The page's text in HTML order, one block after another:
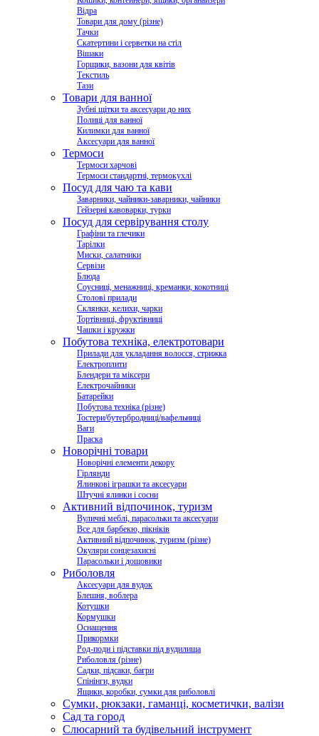
Відра
Товари для дому (різне)
Тачки
Скатертини і серветки на стіл
Вішаки
Горщики, вазони для квітів
Текстиль
Тази
Товари для ванної
Зубні щітки та аксесуари до них
Полиці для ванної
Килимки для ванної
Аксесуари для ванної
Термоси
Термоси харчові
Термоси стандартні, термокухлі
Посуд для чаю та кави
Заварники, чайники-заварники, чайники
Гейзерні кавоварки, турки
Посуд для сервірування столу
Графіни та глечики
Тарілки
Миски, салатники
Сервізи
Блюда
Соусниці, менажниці, креманки, кокотниці
Столові прилади
Склянки, келихи, чарки
Тортівниці, фруктівниці
Чашки і кружки
Побутова техніка, електротовари
Прилади для укладання волосся, стрижка
Електроплити
Блендери та міксери
Електрочайники
Батарейки
Побутова техніка (різне)
Тостери/бутербродниці/вафельниці
Ваги
Праска
Новорічні товари
Новорічні елементи декору
Гірлянди
Ялинкові іграшки та аксесуари
Штучні ялинки і сосни
Активний відпочинок, туризм
Вуличні меблі, парасольки та аксесуари
Все для барбекю, пікніків
Активний відпочинок, туризм (різне)
Окуляри сонцезахисні
Парасольки і дощовики
Риболовля
Аксесуари для вудок
Блешня, воблера
Котушки
Кормушки
Оснащення
Прикормки
Род-поди і підставки під вудилища
Риболовля (різне)
Садки, підсаки, багри
Спінінги, вудки
Ящики, коробки, сумки для риболовлі
Сумки, рюкзаки, гаманці, косметички, валізи
Сад та город
Слюсарний та будівельний інструмент